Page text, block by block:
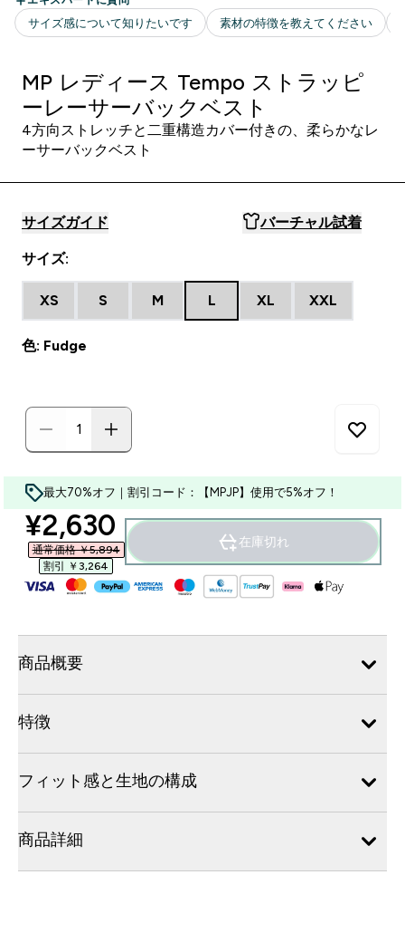
MP レディース Tempo ストラッピ
ーレーサーバックベスト
4方向ストレッチと二重構造カバー付きの、柔らかなレ
ーサーバックベスト
サイズガイド バーチャル試着
サイズ:
XS S M L XL XXL
色: Fudge
最大70%オフ｜割引コード：【MPJP】使用で5%オフ！
discounted price
¥2,630‎
通常価格 ￥5,894‎
割引 ￥3,264‎
在庫切れ
商品概要
特徴
フィット感と生地の構成
商品詳細